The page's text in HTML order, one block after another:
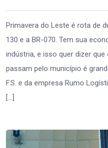
Primavera do Leste é rota de
130 e a BR-070. Tem sua
indústria, e isso quer dizer
passam pelo município é
F.S. e da empresa Rumo
[…]